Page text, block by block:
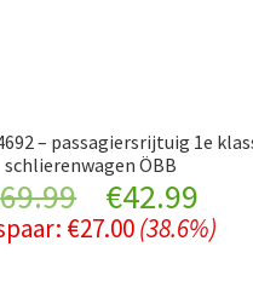
– passagiersrijtuig 1e
schlierenwagen ÖBB
69.99
Original
price
€42.99
price
€27.00 (38.6%)